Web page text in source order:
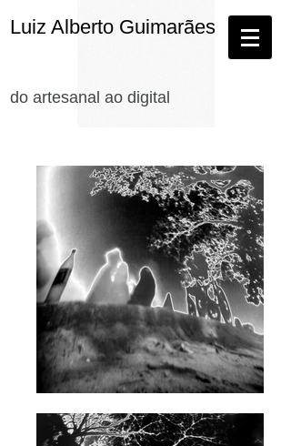
Luiz Alberto Guimarães
do artesanal ao digital